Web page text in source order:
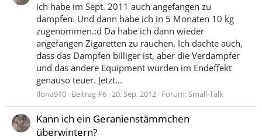
ich habe im Sept. 2011 auch angefangen zu
dampfen. Und dann habe ich in 5 Monaten 10 kg
zugenommen.:d Da habe ich dann wieder
angefangen Zigaretten zu rauchen. Ich dachte auch,
dass das Dampfen billiger ist, aber die Verdampfer
und das andere Equipment wurden im Endeffekt
genauso teuer. Jetzt...
Ilona910 Beitrag #6 20. Sep. 2012 Forum:Small-Talk
Kann ich ein Geranienstämmchen
überwintern?